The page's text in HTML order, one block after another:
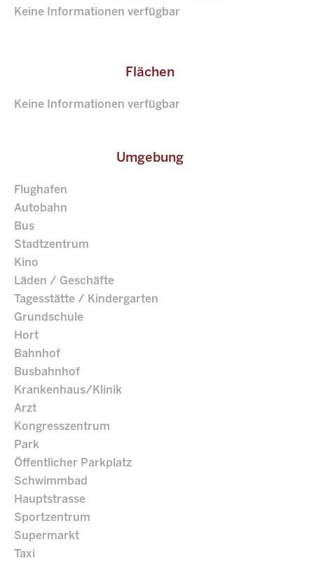
Keine Informationen verfügbar
Flächen
Keine Informationen verfügbar
Umgebung
Flughafen
Autobahn
Bus
Stadtzentrum
Kino
Läden / Geschäfte
Tagesstätte / Kindergarten
Grundschule
Hort
Bahnhof
Busbahnhof
Krankenhaus/Klinik
Arzt
Kongresszentrum
Park
Öffentlicher Parkplatz
Schwimmbad
Hauptstrasse
Sportzentrum
Supermarkt
Taxi